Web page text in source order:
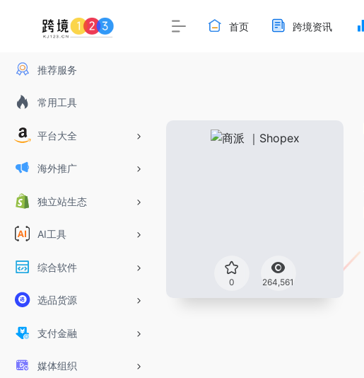
推荐服务
常用工具
平台大全
海外推广
独立站生态
AI工具
综合软件
选品货源
支付金融
媒体组织
首页 跨境资讯
0 264,561